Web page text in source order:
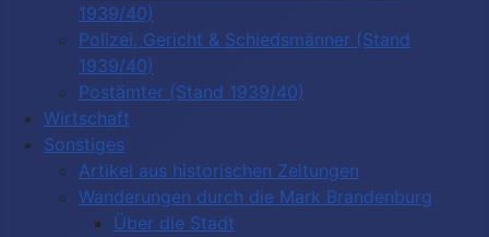
1939/40)
Polizei, Gericht & Schiedsmänner (Stand
1939/40)
Postämter (Stand 1939/40)
Wirtschaft
Sonstiges
Artikel aus historischen Zeitungen
Wanderungen durch die Mark Brandenburg
Über die Stadt